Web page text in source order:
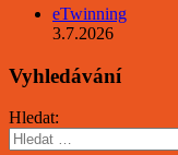
eTwinning
3.7.2026
Vyhledávání
Hledat: